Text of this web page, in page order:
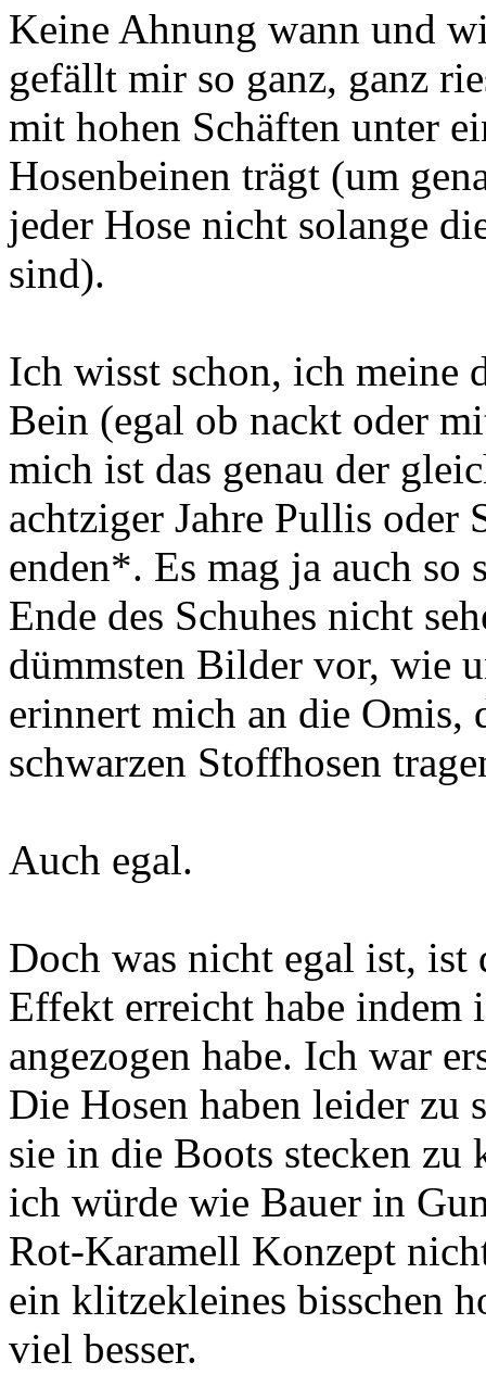
Keine Ahnung wann und
gefällt mir so ganz, ganz
mit hohen Schäften unter
Hosenbeinen trägt (um
jeder Hose nicht solange
sind).
Ich wisst schon, ich meine
Bein (egal ob nackt oder
mich ist das genau der
achtziger Jahre Pullis oder
enden*. Es mag ja auch so
Ende des Schuhes nicht
dümmsten Bilder vor, wie
erinnert mich an die
schwarzen Stoffhosen
Auch egal.
Doch was nicht egal ist, ist
Effekt erreicht habe indem
angezogen habe. Ich war
Die Hosen haben leider zu
sie in die Boots stecken zu
ich würde wie Bauer in
Rot-Karamell Konzept
ein klitzekleines bisschen
viel besser.